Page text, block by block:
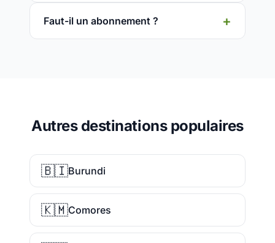
Faut-il un abonnement ?
Autres destinations populaires
🇧🇮Burundi
🇰🇲Comores